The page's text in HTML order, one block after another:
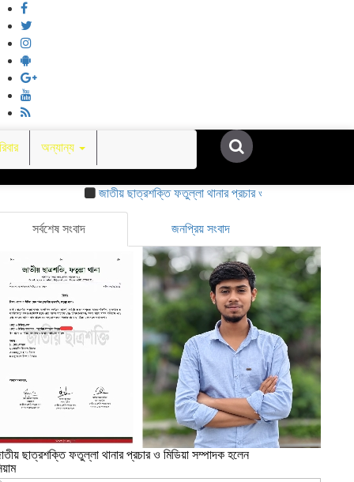
অন্যান্য
জাতীয় ছাত্রশক্তি ফতুল্লা থানার প্রচার ও মিডিয়া সম্পাদক হলেন সিয়াম
সর্বশেষ সংবাদ জনপ্রিয় সংবাদ
ছাত্রশক্তি ফতুল্লা থানার প্রচার ও মিডিয়া সম্পাদক হলেন